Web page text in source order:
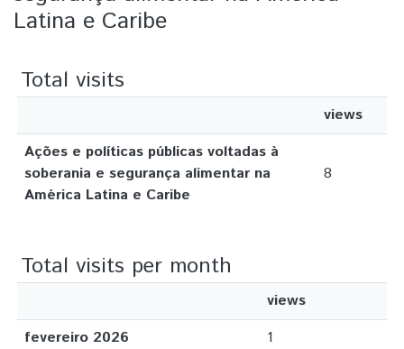
Latina e Caribe
Total visits
views
Ações e políticas públicas voltadas à
soberania e segurança alimentar na
América Latina e Caribe
8
Total visits per month
views
fevereiro 2026
1